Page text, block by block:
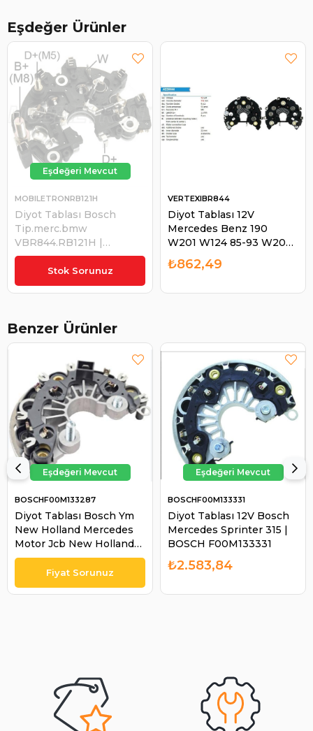
Eşdeğer Ürünler
Stok Sorunuz
Diyot Tablası Bosch
Tip.merc.bmw
VBR844.RB121H |
MOBILETRON RB121H
MOBILETRONRB121H
₺1.380,14
Diyot Tablası 12V
Mercedes Benz 190
W201 W124 85-93 W202
VERTEXIBR844
₺862,49
Benzer Ürünler
Diyot Tablası Bosch Ym
New Holland Mercedes
Motor Jcb New Holland
G210 -TG230 - TG255 -
TG285 SE | BOSCH
F00M133287
BOSCHF00M133287
Diyot Tablası 12V Bosch
Mercedes Sprinter 315 |
BOSCH F00M133331
BOSCHF00M133331
₺2.583,84